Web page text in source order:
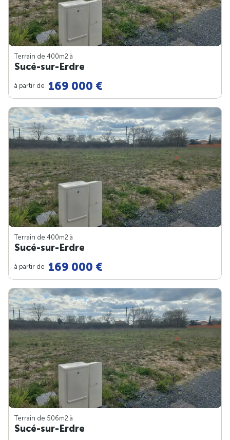
Terrain de 400m2 à
Sucé-sur-Erdre
à partir de 169 000 €
Terrain de 400m2 à
Sucé-sur-Erdre
à partir de 169 000 €
Terrain de 506m2 à
Sucé-sur-Erdre